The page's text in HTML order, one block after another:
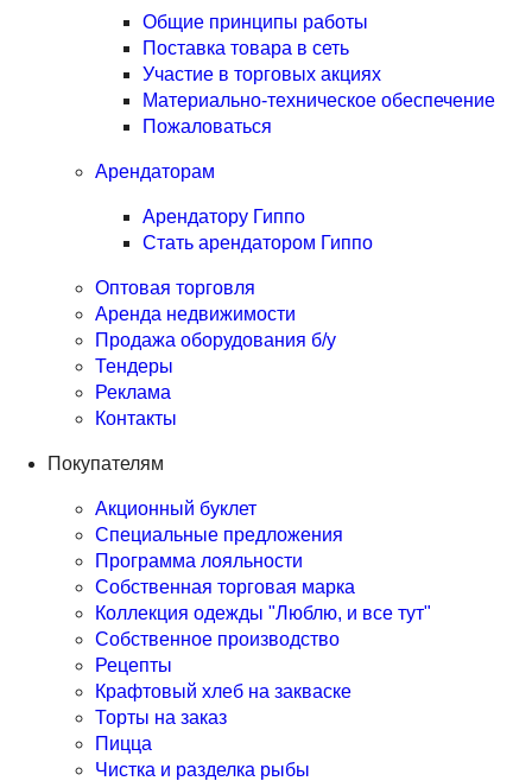
Общие принципы работы
Поставка товара в сеть
Участие в торговых акциях
Материально-техническое обеспечение
Пожаловаться
Арендаторам
Арендатору Гиппо
Стать арендатором Гиппо
Оптовая торговля
Аренда недвижимости
Продажа оборудования б/у
Тендеры
Реклама
Контакты
Покупателям
Акционный буклет
Специальные предложения
Программа лояльности
Собственная торговая марка
Коллекция одежды "Люблю, и все тут"
Собственное производство
Рецепты
Крафтовый хлеб на закваске
Торты на заказ
Пицца
Чистка и разделка рыбы